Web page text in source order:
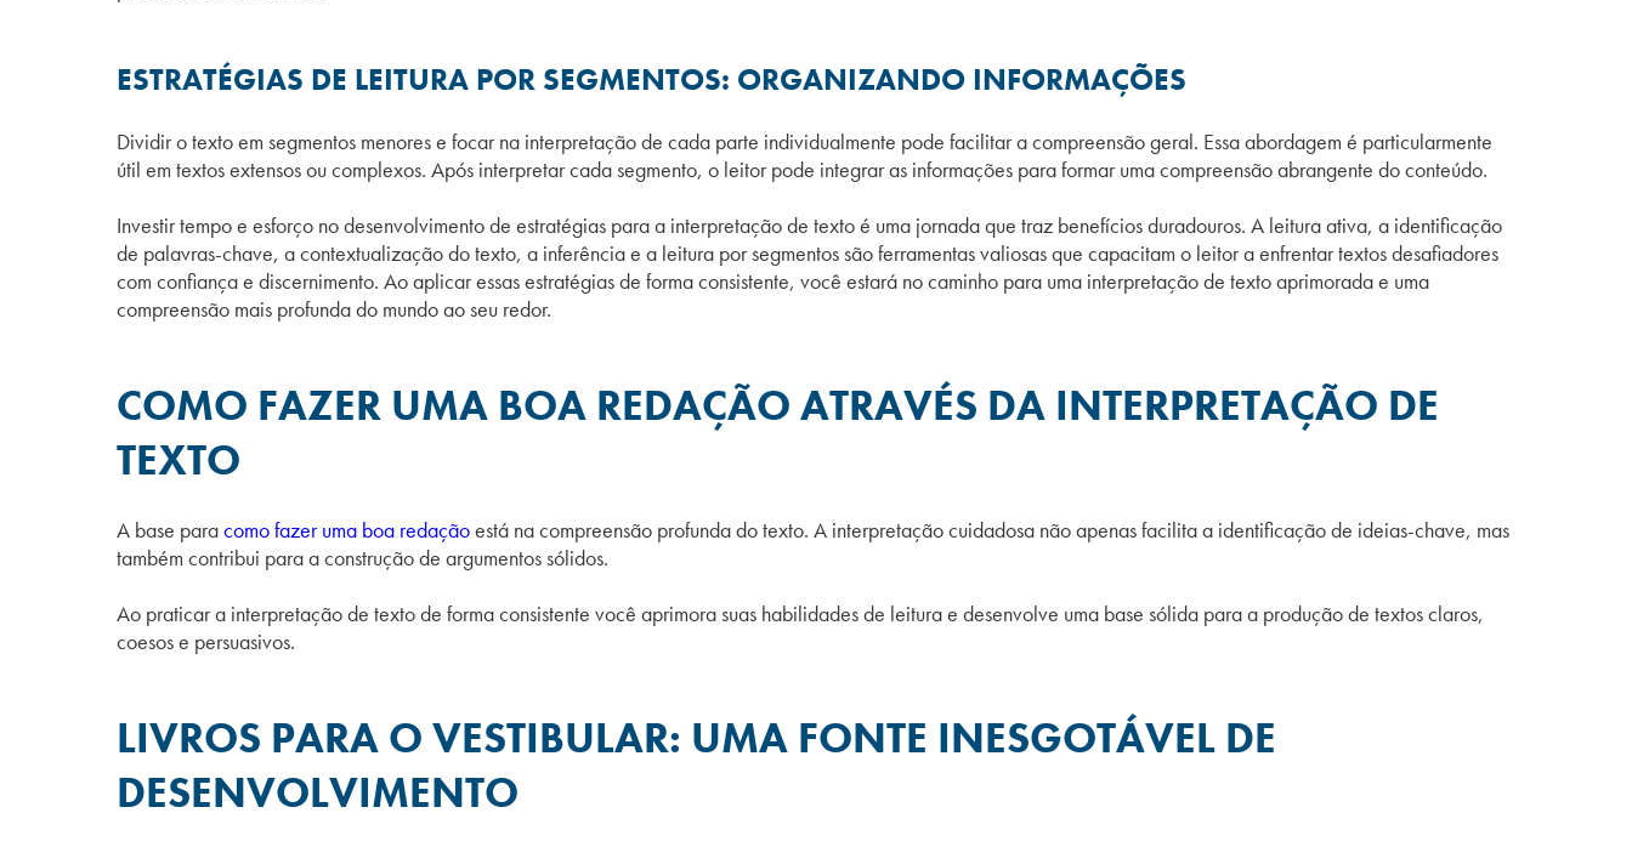
ESTRATÉGIAS DE LEITURA POR SEGMENTOS: ORGANIZANDO INFORMAÇÕES
Dividir o texto em segmentos menores e focar na interpretação de cada parte individualmente pode facilitar a compreensão geral. Essa abordagem é particularmente
útil em textos extensos ou complexos. Após interpretar cada segmento, o leitor pode integrar as informações para formar uma compreensão abrangente do conteúdo.
Investir tempo e esforço no desenvolvimento de estratégias para a interpretação de texto é uma jornada que traz benefícios duradouros. A leitura ativa, a identificação
de palavras-chave, a contextualização do texto, a inferência e a leitura por segmentos são ferramentas valiosas que capacitam o leitor a enfrentar textos desafiadores
com confiança e discernimento. Ao aplicar essas estratégias de forma consistente, você estará no caminho para uma interpretação de texto aprimorada e uma
compreensão mais profunda do mundo ao seu redor.
COMO FAZER UMA BOA REDAÇÃO ATRAVÉS DA INTERPRETAÇÃO DE
TEXTO
A base paracomo fazer uma boa redaçãoestá na compreensão profunda do texto. A interpretação cuidadosa não apenas facilita a identificação de ideias-chave, mas
também contribui para a construção de argumentos sólidos.
Ao praticar a interpretação de texto de forma consistente você aprimora suas habilidades de leitura e desenvolve uma base sólida para a produção de textos claros,
coesos e persuasivos.
LIVROS PARA O VESTIBULAR: UMA FONTE INESGOTÁVEL DE
DESENVOLVIMENTO